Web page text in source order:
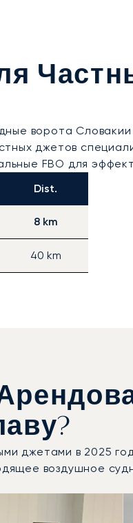
ворота
джетов
FBO для
Dist.
8 km
40 km
джетами в 2025
воздушное
в 2025 году